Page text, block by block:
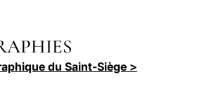
du Saint-Siège >